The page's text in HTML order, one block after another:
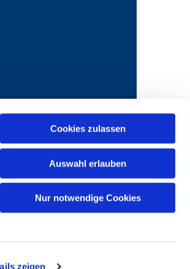
zeigen
Cookies zulassen
Auswahl erlauben
Nur notwendige Cookies